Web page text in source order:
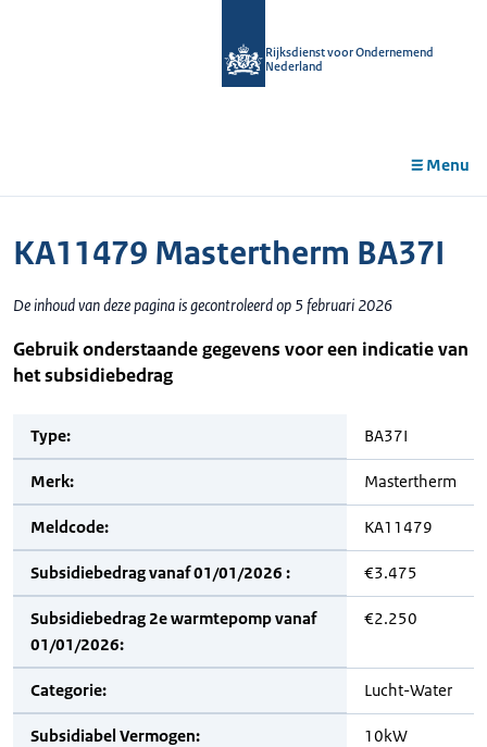
Rijksdienst voor Ondernemend
Nederland
Menu
KA11479 Mastertherm BA37I
De inhoud van deze pagina is gecontroleerd op 5 februari 2026
Gebruik onderstaande gegevens voor een indicatie van
het subsidiebedrag
Type: BA37I
Merk: Mastertherm
Meldcode: KA11479
Subsidiebedrag vanaf 01/01/2026 : €3.475
Subsidiebedrag 2e warmtepomp vanaf
01/01/2026:
€2.250
Categorie: Lucht-Water
Subsidiabel Vermogen: 10kW